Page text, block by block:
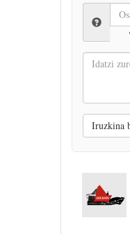
Idatzi
Iruzkina